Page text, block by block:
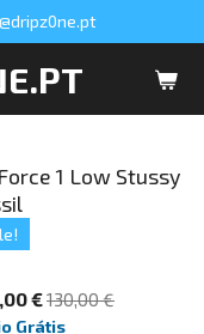
@dripz0ne.pt
1 Low Stussy
€130,00 €
Grátis